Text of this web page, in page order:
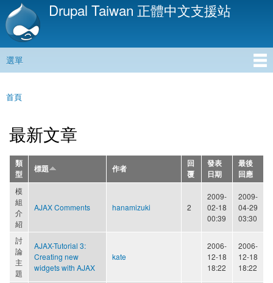
移
內
Drupal Taiwan 正體中文支援站
主選單
選單
您在這裡
首頁
最新文章
類
型
標題 作者
回
覆
發表
日期
最後
回應
模
組
介
紹
AJAX Comments hanamizuki 2
2009-
02-18
00:39
2009-
04-29
03:30
討
論
主
題
AJAX-Tutorial 3:
Creating new
widgets with AJAX
kate
2006-
12-18
18:22
2006-
12-18
18:22